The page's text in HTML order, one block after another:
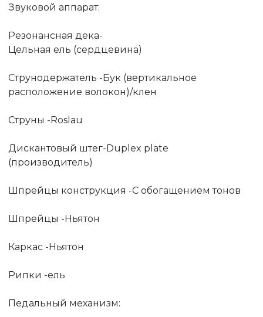
Звуковой аппарат:
Резонансная дека-
Цельная ель (сердцевина)
Струнодержатель -Бук (вертикальное
расположение волокон)/клен
Струны -Roslau
Дискантовый штег-Duplex plate
(производитель)
Шпрейцы конструкция -С обогащением тонов
Шпрейцы -Ньятон
Каркас -Ньятон
Рипки -ель
Педальный механизм: